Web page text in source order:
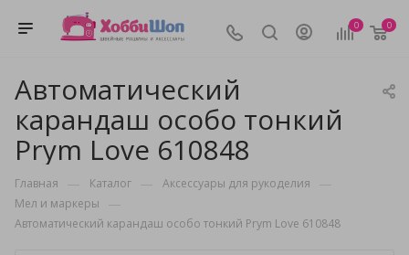
0 0
Автоматический
карандаш особо тонкий
Prym Love 610848
Главная — Каталог — Аксессуары для рукоделия —
Мел и маркеры —
Автоматический карандаш особо тонкий Prym Love 610848